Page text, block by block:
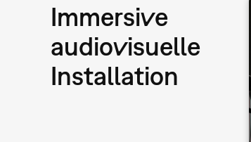
Immersive
audiovisuelle
Installation